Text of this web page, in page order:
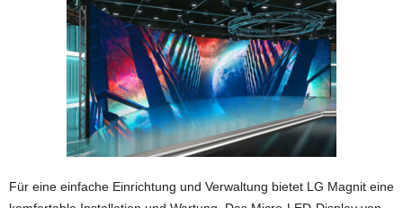
Für eine einfache Einrichtung und Verwaltung bietet LG Magnit eine